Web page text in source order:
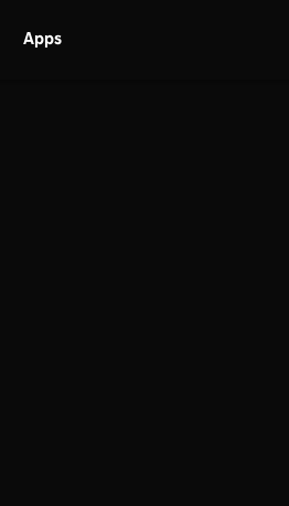
Apps